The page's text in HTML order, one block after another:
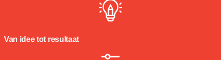
Van idee tot resultaat